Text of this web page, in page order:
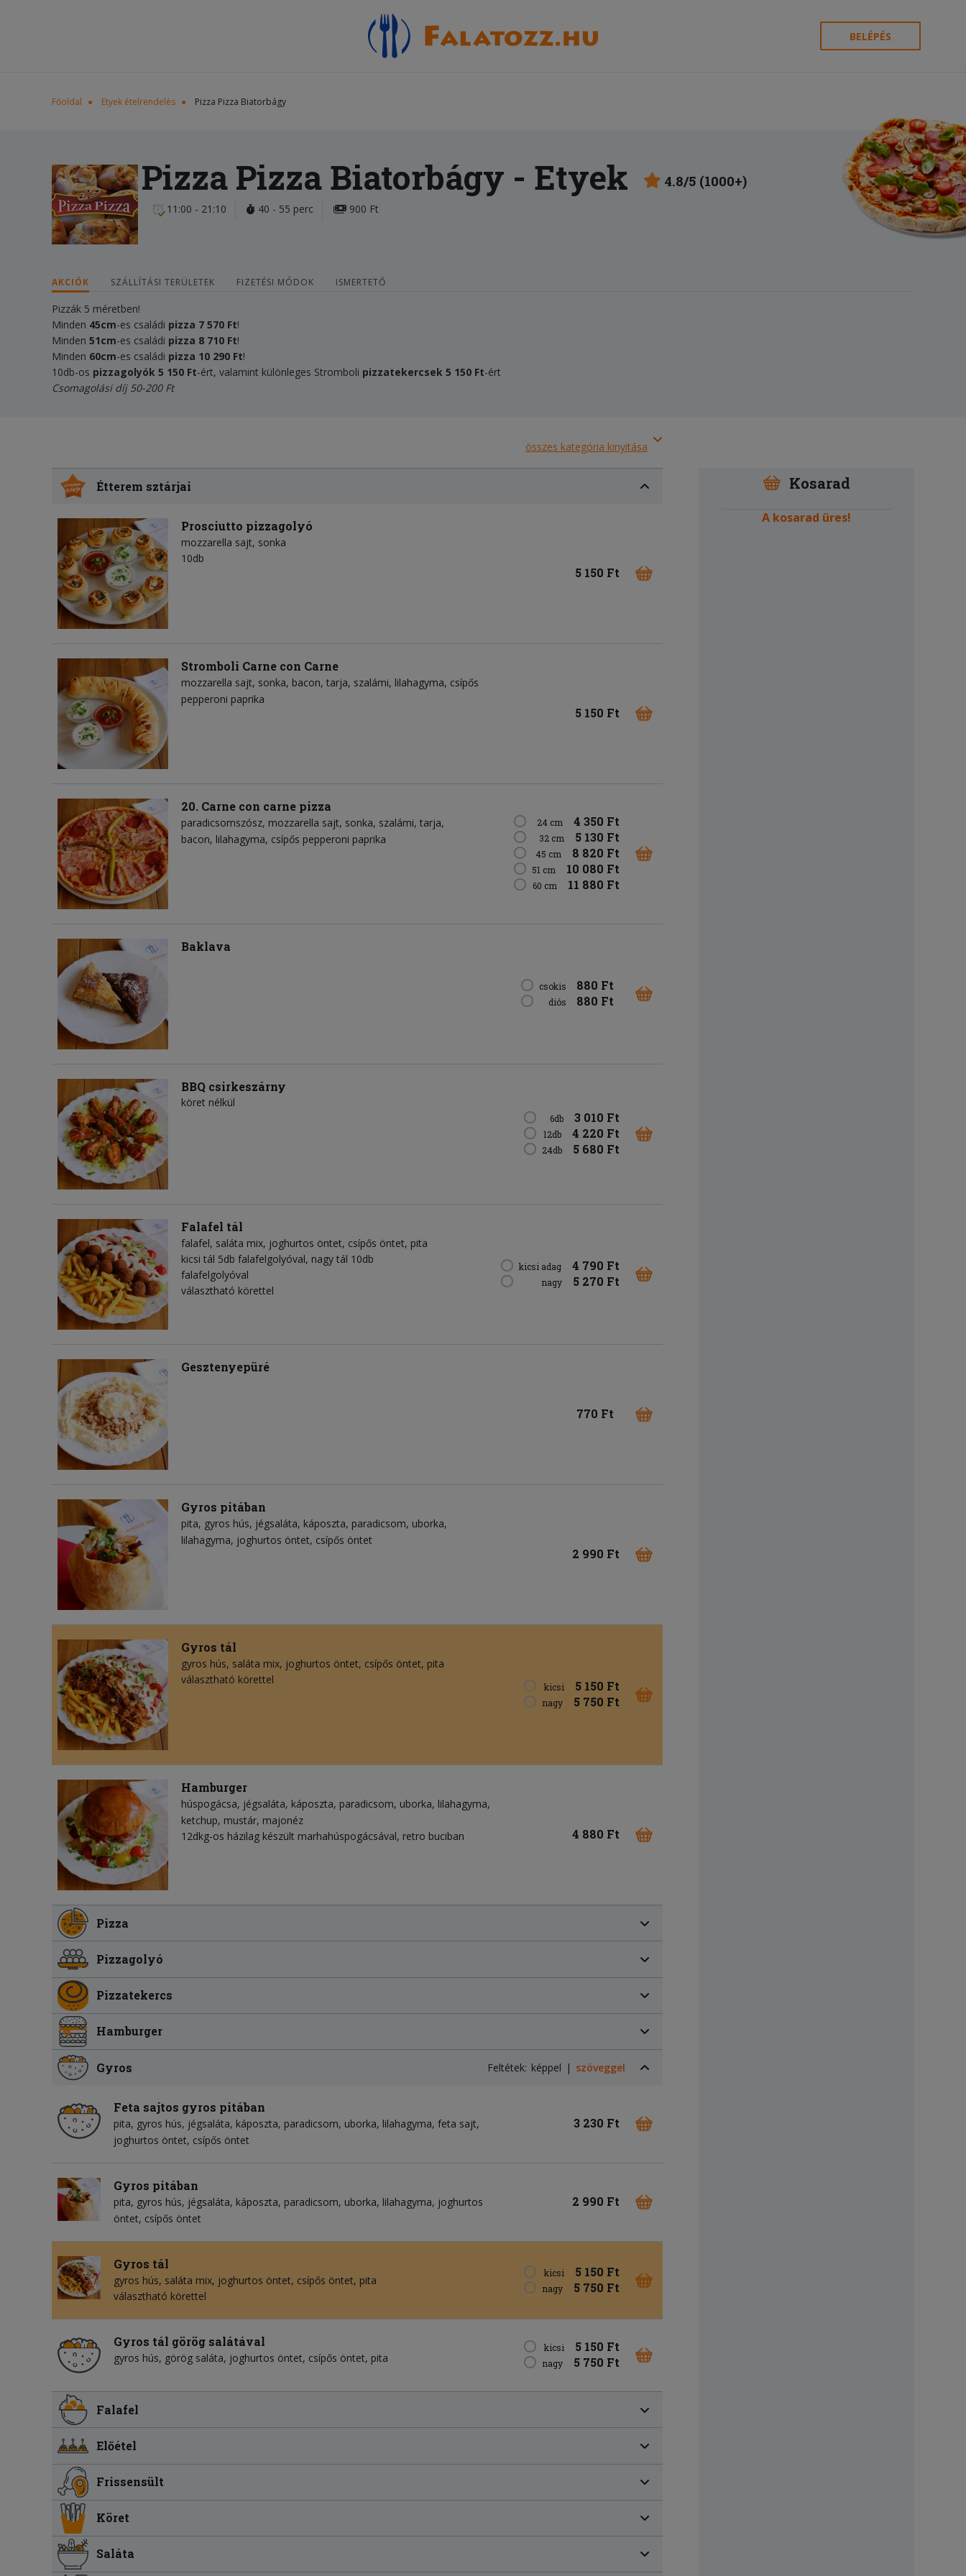
BELÉPÉS
Főoldal Etyek ételrendelés Pizza Pizza Biatorbágy
Pizza Pizza Biatorbágy - Etyek 4.8/5 (1000+)
11:00 - 21:10 40 - 55 perc 900 Ft
AKCIÓK SZÁLLÍTÁSI TERÜLETEK FIZETÉSI MÓDOK ISMERTETŐ
Pizzák 5 méretben!
Minden 45cm-es családi pizza 7 570 Ft!
Minden 51cm-es családi pizza 8 710 Ft!
Minden 60cm-es családi pizza 10 290 Ft!
10db-os pizzagolyók 5 150 Ft-ért, valamint különleges Stromboli pizzatekercsek 5 150 Ft-ért
Csomagolási díj 50-200 Ft
összes kategória kinyitása
Étterem sztárjai
Prosciutto pizzagolyó
mozzarella sajt sonka
10db
5 150 Ft
Stromboli Carne con Carne
mozzarella sajt sonka bacon tarja szalámi lilahagyma csípős
pepperoni paprika
5 150 Ft
20. Carne con carne pizza
paradicsomszósz mozzarella sajt sonka szalámi tarja
bacon lilahagyma csípős pepperoni paprika
24 cm 4 350 Ft
32 cm 5 130 Ft
45 cm 8 820 Ft
51 cm 10 080 Ft
60 cm 11 880 Ft
Baklava
csokis 880 Ft
diós 880 Ft
BBQ csirkeszárny
köret nélkül
6db 3 010 Ft
12db 4 220 Ft
24db 5 680 Ft
Falafel tál
falafel saláta mix joghurtos öntet csípős öntet pita
kicsi tál 5db falafelgolyóval, nagy tál 10db
falafelgolyóval
választható körettel
kicsi adag 4 790 Ft
nagy 5 270 Ft
Gesztenyepüré
770 Ft
Gyros pitában
pita gyros hús jégsaláta káposzta paradicsom uborka
lilahagyma joghurtos öntet csípős öntet
2 990 Ft
Gyros tál
gyros hús saláta mix joghurtos öntet csípős öntet pita
választható körettel
kicsi 5 150 Ft
nagy 5 750 Ft
Hamburger
húspogácsa jégsaláta káposzta paradicsom uborka lilahagyma
ketchup mustár majonéz
12dkg-os házilag készült marhahúspogácsával, retro buciban
4 880 Ft
Pizza
Pizzagolyó
Pizzatekercs
Hamburger
Gyros Feltétek: képpel szöveggel
Feta sajtos gyros pitában
pita gyros hús jégsaláta káposzta paradicsom uborka lilahagyma feta sajt
joghurtos öntet csípős öntet
3 230 Ft
Gyros pitában
pita gyros hús jégsaláta káposzta paradicsom uborka lilahagyma joghurtos
öntet csípős öntet
2 990 Ft
Gyros tál
gyros hús saláta mix joghurtos öntet csípős öntet pita
választható körettel
kicsi 5 150 Ft
nagy 5 750 Ft
Gyros tál görög salátával
gyros hús görög saláta joghurtos öntet csípős öntet pita
kicsi 5 150 Ft
nagy 5 750 Ft
Falafel
Előétel
Frissensült
Köret
Saláta
Kosarad
A kosarad üres!